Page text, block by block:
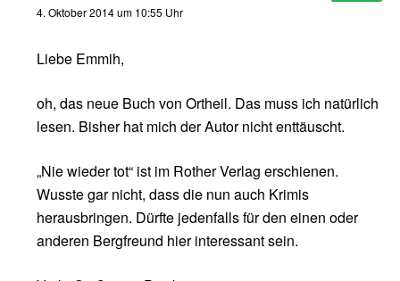
4. Oktober 2014 um 10:55 Uhr
Liebe Emmih,
oh, das neue Buch von Ortheil. Das muss ich natürlich
lesen. Bisher hat mich der Autor nicht enttäuscht.
„Nie wieder tot“ ist im Rother Verlag erschienen.
Wusste gar nicht, dass die nun auch Krimis
herausbringen. Dürfte jedenfalls für den einen oder
anderen Bergfreund hier interessant sein.